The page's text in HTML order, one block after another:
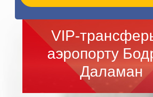
VIP-
аэропорту
Даламан